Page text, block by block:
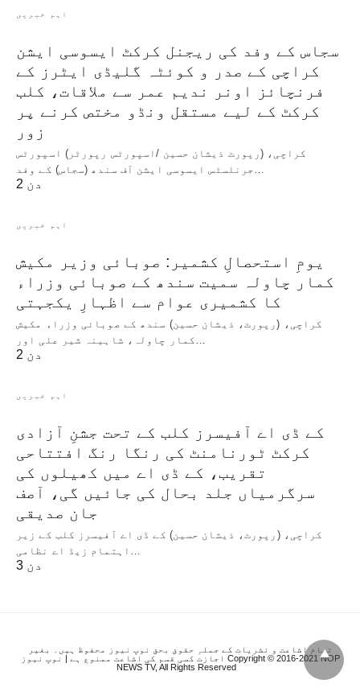
اہم خبریں
سجاس کے وفد کی ریجنل کرکٹ ایسوسی ایشن
کراچی کے صدر و کوئٹہ گلیڈی ایٹرز کے
فرنچائز اونر ندیم عمر سے ملاقات، کلب
کرکٹ کے لیے مستقل ونڈو مختص کرنے پر
زور
کراچی، (رپورٹ ذیشان حسین /اسپورٹس رپورٹر) اسپورٹس
2 دن
اہم خبریں
یومِ استحصالِ کشمیر: صوبائی وزیر مکیش
کمار چاولہ سمیت سندھ کے صوبائی وزراء
کا کشمیری عوام سے اظہارِ یکجہتی
کراچی، (رپورٹ، ذیشان حسین) سندھ کے صوبائی وزراء مکیش
2 دن
اہم خبریں
کے ڈی اے آفیسرز کلب کے تحت جشنِ آزادی
کرکٹ ٹورنامنٹ کی رنگا رنگ افتتاحی
تقریب، کے ڈی اے میں کھیلوں کی
سرگرمیاں جلد بحال کی جائیں گی، آصف
جان صدیقی
کراچی، (رپورٹ، ذیشان حسین) کے ڈی اے آفیسرز کلب کے زیر
3 دن
تمام اشاعت و نشریات کے جملہِ حقوق بحق نوپ نیوز محفوظ ہیں۔ بغیر
اجازت کسی قسم کی اشاعت ممنوع ہے | نوپ نیوز Copyright © 2016-2021 NOP
NEWS TV, All Rights Reserved